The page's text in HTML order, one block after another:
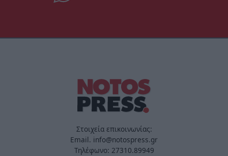
Στοιχεία επικοινωνίας:
Email. info@notospress.gr
Τηλέφωνο: 27310.89949